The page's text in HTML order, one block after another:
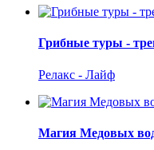
Грибные туры -
Релакс - Лайф
Магия Медовых